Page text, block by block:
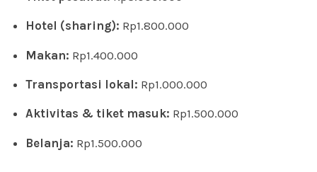
Hotel (sharing): Rp1.800.000
Makan: Rp1.400.000
Transportasi lokal: Rp1.000.000
Aktivitas & tiket masuk: Rp1.500.000
Belanja: Rp1.500.000